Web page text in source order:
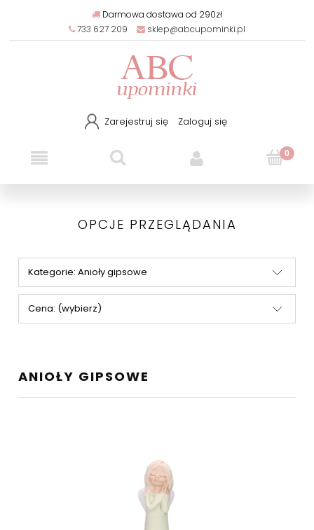
Darmowa dostawa od 290zł
733 627 209
sklep@abcupominki.pl
Zarejestruj się Zaloguj się
OPCJE PRZEGLĄDANIA
Kategorie: Anioły gipsowe
Cena: (wybierz)
ANIOŁY GIPSOWE